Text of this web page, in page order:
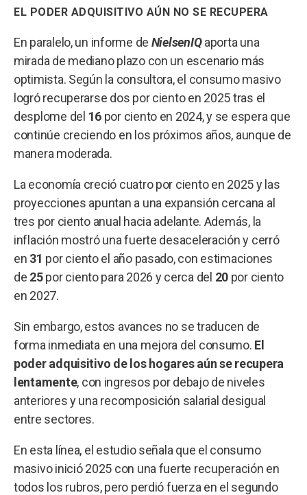
EL PODER ADQUISITIVO AÚN NO SE RECUPERA
En paralelo, un informe de NielsenIQ aporta una
mirada de mediano plazo con un escenario más
optimista. Según la consultora, el consumo masivo
logró recuperarse dos por ciento en 2025 tras el
desplome del 16por ciento en 2024, y se espera que
continúe creciendo en los próximos años, aunque de
manera moderada.
La economía creció cuatro por ciento en 2025 y las
proyecciones apuntan a una expansión cercana al
tres por ciento anual hacia adelante. Además, la
inflación mostró una fuerte desaceleración y cerró
en 31 por ciento el año pasado, con estimaciones
de 25por ciento para 2026 y cerca del 20 por ciento
en 2027.
Sin embargo, estos avances no se traducen de
forma inmediata en una mejora del consumo. El
poder adquisitivo de los hogares aún se recupera
lentamente, con ingresos por debajo de niveles
anteriores y una recomposición salarial desigual
entre sectores.
En esta línea, el estudio señala que el consumo
masivo inició 2025 con una fuerte recuperación en
todos los rubros, pero perdió fuerza en el segundo